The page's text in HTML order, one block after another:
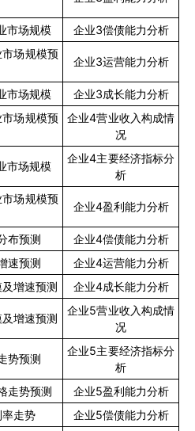
市场规模 企业3偿债能力分析
场规模预
企业3运营能力分析
市场规模 企业3成长能力分析
场规模预
企业4营业收入构成情
况
市场规模
企业4主要经济指标分
析
场规模预
企业4盈利能力分析
布预测 企业4偿债能力分析
速预测 企业4运营能力分析
增速预测 企业4成长能力分析
增速预测
企业5营业收入构成情
况
势预测
企业5主要经济指标分
析
走势预测 企业5盈利能力分析
走势 企业5偿债能力分析